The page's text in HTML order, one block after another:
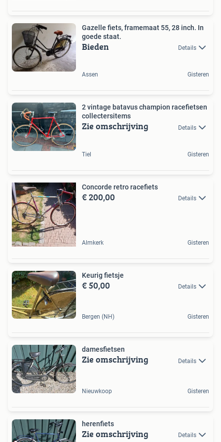
Gazelle fiets, framemaat 55, 28 inch. In
goede staat.
Bieden Details
Assen Gisteren
2 vintage batavus champion racefietsen
collectersitems
Zie omschrijving Details
Tiel Gisteren
Concorde retro racefiets
€ 200,00 Details
Almkerk Gisteren
Keurig fietsje
€ 50,00 Details
Bergen (NH) Gisteren
damesfietsen
Zie omschrijving Details
Nieuwkoop Gisteren
herenfiets
Zie omschrijving Details